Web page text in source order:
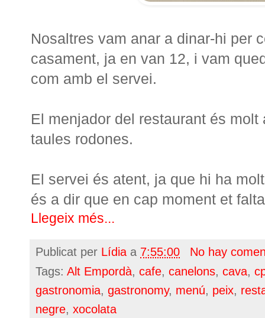
Nosaltres vam anar a dinar-hi per
casament, ja en van 12, i vam
com amb el servei.
El menjador del restaurant és
taules rodones.
El servei és atent, ja que hi ha
és a dir que en cap moment et
Llegeix més...
Publicat per Lídia a 7:55:00
No hay
Tags: Alt Empordà, cafe, canelons, cava,
gastronomia, gastronomy, menú, peix,
negre, xocolata